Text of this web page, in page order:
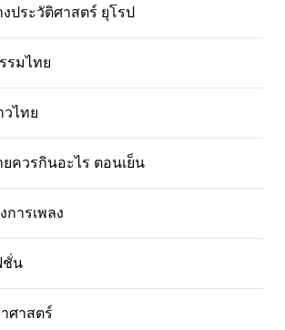
ประวัติศาสตร์ ยุโรป
รมไทย
วไทย
ควรกินอะไร ตอนเย็น
การเพลง
ชั่น
ศาสตร์